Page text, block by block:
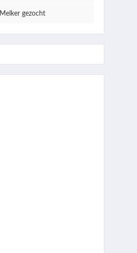
Melker gezocht